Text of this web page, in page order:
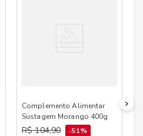
Complemento Alimentar
Sustagem Morango 400g
R$ 104,90 51%